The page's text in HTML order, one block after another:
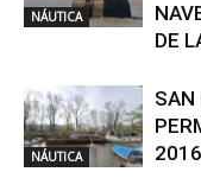
NÁUTICA
DE
NÁUTICA
SAN